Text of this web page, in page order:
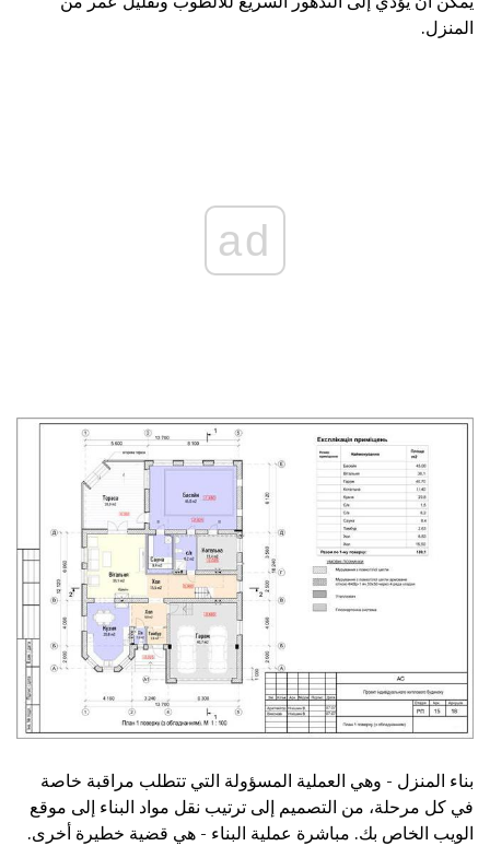
المنزل.
ad
بناء المنزل - وهي العملية المسؤولة التي تتطلب مراقبة خاصة
في كل مرحلة، من التصميم إلى ترتيب نقل مواد البناء إلى موقع
الويب الخاص بك. مباشرة عملية البناء - هي قضية خطيرة أخرى.